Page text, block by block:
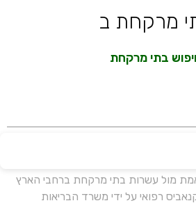
מרקחת ב
בתי מרקחת
אמת מול עשרות בתי מרקחת ברחבי הארץ
רפואי על ידי משרד הבריאות